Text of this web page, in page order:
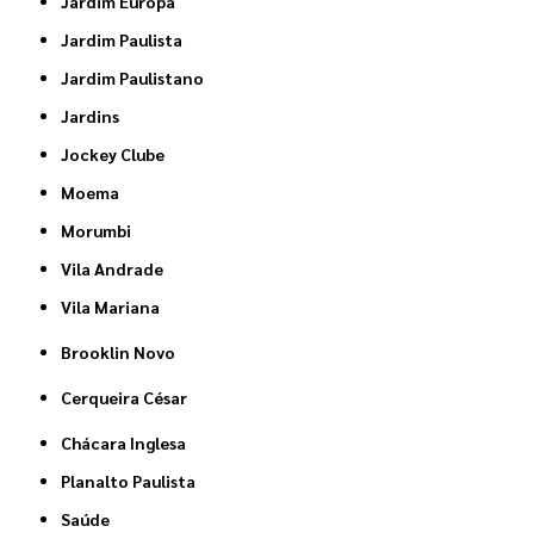
Jardim Paulista
Jardim Paulistano
Jardins
Jockey Clube
Moema
Morumbi
Vila Andrade
Vila Mariana
Brooklin Novo
Cerqueira César
Chácara Inglesa
Planalto Paulista
Saúde